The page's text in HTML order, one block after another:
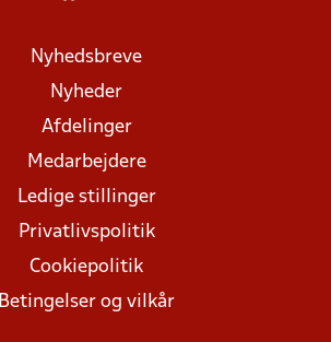
Nyhedsbreve
Nyheder
Afdelinger
Medarbejdere
Ledige stillinger
Privatlivspolitik
Cookiepolitik
Betingelser og vilkår